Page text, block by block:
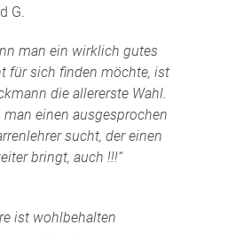
G.
man ein wirklich gutes
für sich finden möchte, ist
die allererste Wahl.
man einen ausgesprochen
sucht, der einen
bringt, auch !!!“
ist wohlbehalten